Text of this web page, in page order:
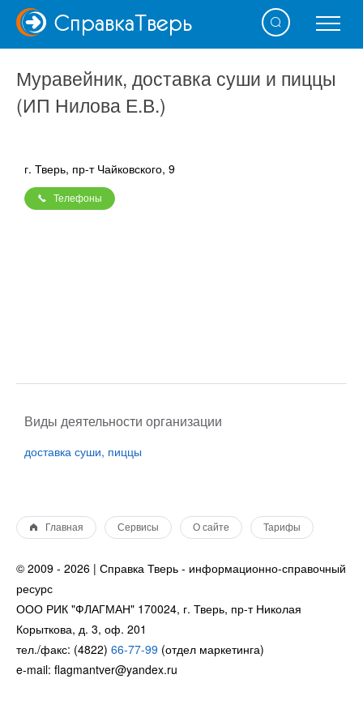
СправкаТверь
Муравейник, доставка суши и пиццы
(ИП Нилова Е.В.)
г. Тверь, пр-т Чайковского, 9
Телефоны
Виды деятельности организации
доставка суши, пиццы
Главная Сервисы О сайте Тарифы
© 2009 - 2026 | Справка Тверь - информационно-справочный
ресурс
ООО РИК "ФЛАГМАН" 170024, г. Тверь, пр-т Николая
Корыткова, д. 3, оф. 201
тел./факс: (4822) 66-77-99 (отдел маркетинга)
e-mail: flagmantver@yandex.ru